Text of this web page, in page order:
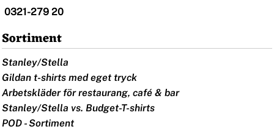
0321-279 20
Sortiment
Stanley/Stella
Gildan t-shirts med eget tryck
Arbetskläder för restaurang, café & bar
Stanley/Stella vs. Budget-T-shirts
POD - Sortiment